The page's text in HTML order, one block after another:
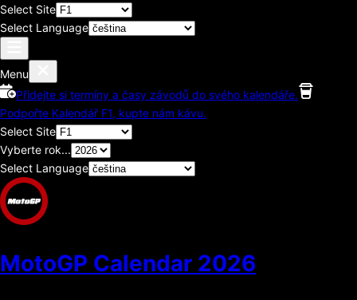
Select Site
Select Language
Menu
Přidejte si termíny a časy závodů do svého kalendáře.
Podpořte Kalendář F1, kupte nám kávu.
Select Site
Vyberte rok...
Select Language
MotoGP Calendar 2026